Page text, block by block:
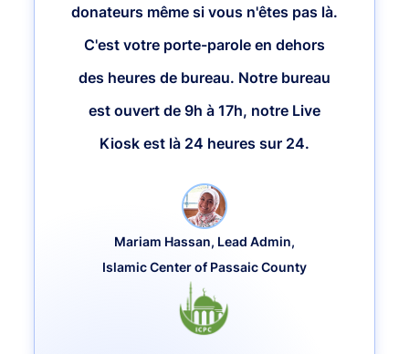
donateurs même si vous n'êtes pas là.
C'est votre porte-parole en dehors
des heures de bureau. Notre bureau
est ouvert de 9h à 17h, notre Live
Kiosk est là 24 heures sur 24.
Mariam Hassan, Lead Admin,
Islamic Center of Passaic County